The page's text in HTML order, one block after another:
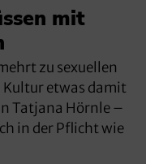
mit
zu sexuellen
etwas damit
Tatjana Hörnle –
in der Pflicht wie